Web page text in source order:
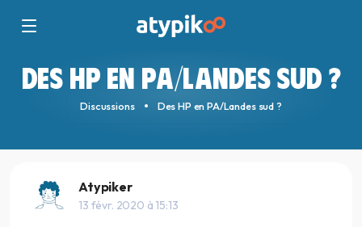
DES HP EN PA/LANDES SUD ?
Discussions Des HP en PA/Landes sud ?
Atypiker
13 févr. 2020 à 15:13